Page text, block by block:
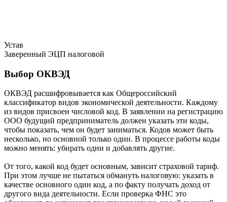
Устав
Заверенный ЭЦП налоговой
Выбор ОКВЭД
ОКВЭД расшифровывается как Общероссийский
классификатор видов экономической деятельности. Каждому
из видов присвоен числовой код. В заявлении на регистрацию
ООО будущий предприниматель должен указать эти коды,
чтобы показать, чем он будет заниматься. Кодов может быть
несколько, но основной только один. В процессе работы коды
можно менять: убирать одни и добавлять другие.
От того, какой код будет основным, зависит страховой тариф.
При этом лучше не пытаться обмануть налоговую: указать в
качестве основного один код, а по факту получать доход от
другого вида деятельности. Если проверка ФНС это